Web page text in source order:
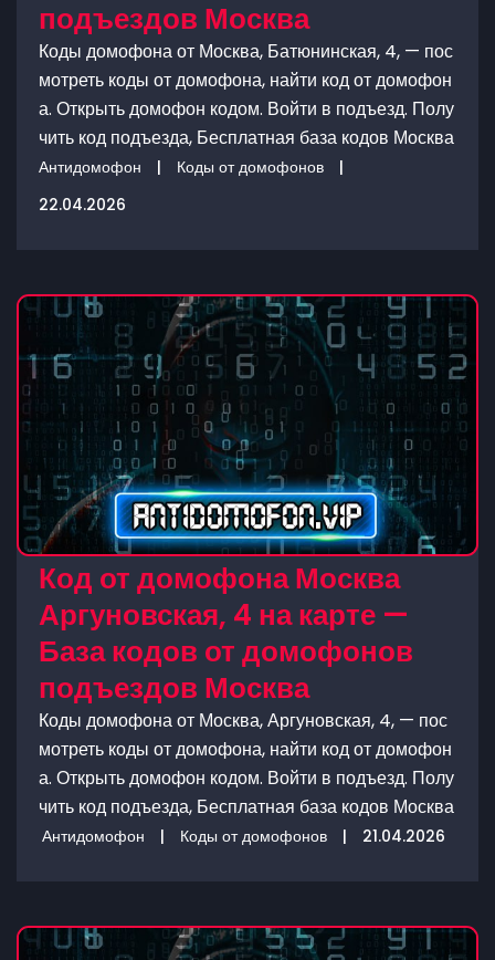
подъездов Москва
Коды домофона от Москва, Батюнинская, 4, — пос
мотреть коды от домофона, найти код от домофон
а. Открыть домофон кодом. Войти в подъезд. Полу
чить код подъезда, Бесплатная база кодов Москва
Антидомофон | Коды от домофонов
|
22.04.2026
Код от домофона Москва
Аргуновская, 4 на карте —
База кодов от домофонов
подъездов Москва
Коды домофона от Москва, Аргуновская, 4, — пос
мотреть коды от домофона, найти код от домофон
а. Открыть домофон кодом. Войти в подъезд. Полу
чить код подъезда, Бесплатная база кодов Москва
Антидомофон | Коды от домофонов | 21.04.2026